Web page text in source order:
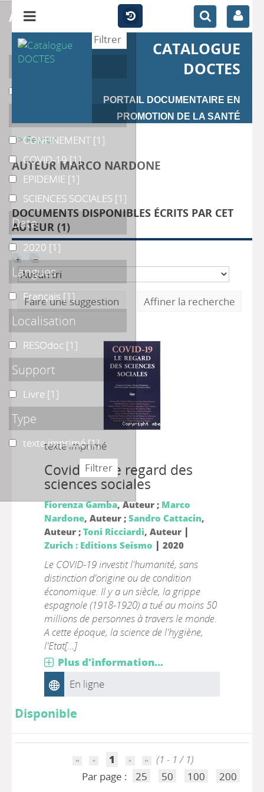
CATALOGUE
DOCTES
PORTAIL DOCUMENTAIRE EN
PROMOTION DE LA SANTÉ
>> Retour
AUTEUR MARCO NARDONE
DOCUMENTS DISPONIBLES ÉCRITS PAR CET
AUTEUR (1)
Faire une suggestion Affiner la recherche
texte imprimé
Covid-19: Le regard des
sciences sociales
Fiorenza Gamba, Auteur ; Marco
Nardone, Auteur ; Sandro Cattacin,
Auteur ; Toni Ricciardi, Auteur |
Zurich : Editions Seismo | 2020
Le COVID-19 investit l'humanité, sans
distinction d'origine ou de condition
économique. Il y a un siècle, la grippe
espagnole (1918-1920) a tué au moins 50
millions de personnes à travers le monde.
A cette époque, la science de l'hygiène,
l'Etat[...]
Plus d'information...
En ligne
Disponible
1
(1 - 1 / 1)
Par page :
25 50 100 200
affiner
Auteur
Gamba
CONFINEMENT
CONFINEMENT [1]
COVID-19
COVID-19[1]
EPIDEMIE
EPIDEMIE [1]
SCIENCES SOCIALES
SCIENCES SOCIALES [1]
Date
20202020 [1]
Langues
Français
Français [1]
Localisation
RESOdoc
RESOdoc [1]
Support
LivreLivre [1]
Type
texte imprimé
texte imprimé[1]